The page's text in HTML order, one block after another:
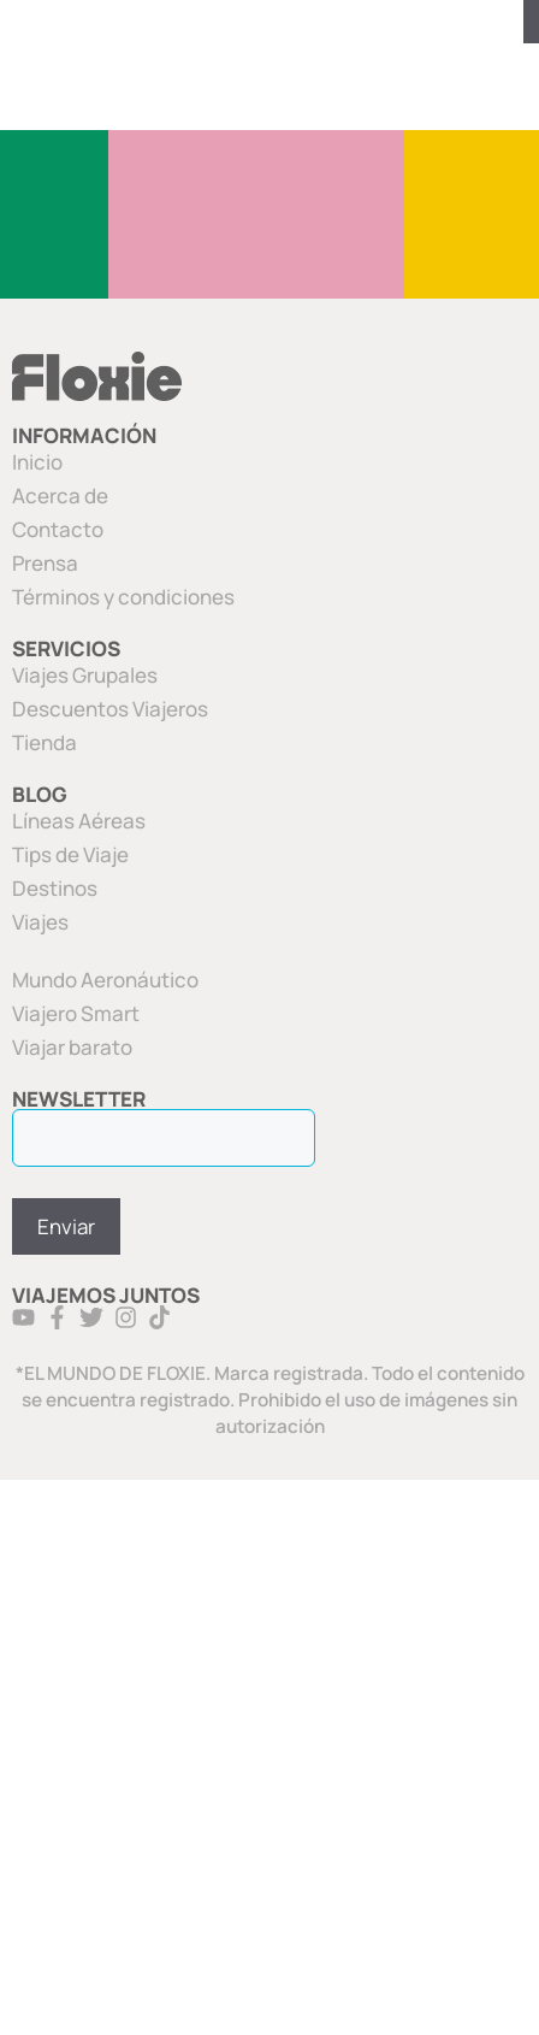
INFORMACIÓN
Inicio
Acerca de
Contacto
Prensa
Términos y condiciones
SERVICIOS
Viajes Grupales
Descuentos Viajeros
Tienda
BLOG
Líneas Aéreas
Tips de Viaje
Destinos
Viajes
Mundo Aeronáutico
Viajero Smart
Viajar barato
NEWSLETTER
VIAJEMOS JUNTOS
*EL MUNDO DE FLOXIE. Marca registrada. Todo el contenido
se encuentra registrado. Prohibido el uso de imágenes sin
autorización